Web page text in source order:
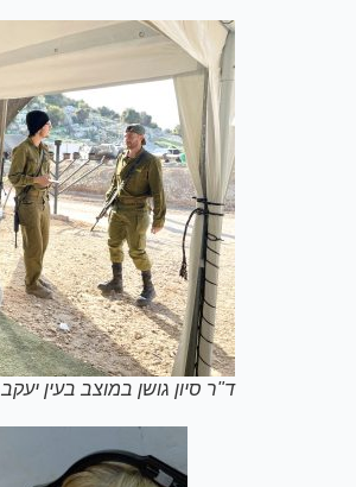
ד"ר סיון גושן במוצב בעין יעקב